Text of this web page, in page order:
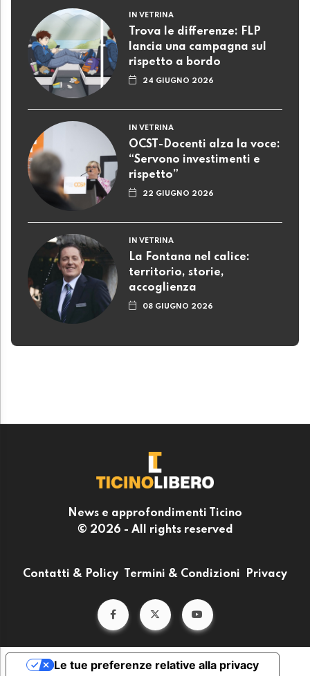
IN VETRINA
Trova le differenze: FLP
lancia una campagna sul
rispetto a bordo
24 GIUGNO 2026
IN VETRINA
OCST-Docenti alza la voce:
“Servono investimenti e
rispetto”
22 GIUGNO 2026
IN VETRINA
La Fontana nel calice:
territorio, storie,
accoglienza
08 GIUGNO 2026
News e approfondimenti Ticino
© 2026 - All rights reserved
Contatti & Policy Termini & Condizioni Privacy
Le tue preferenze relative alla privacy